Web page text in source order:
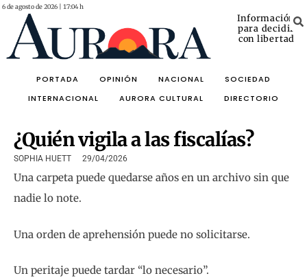
6 de agosto de 2026 | 17:04 h
Información
para decidir
con libertad
PORTADA OPINIÓN NACIONAL
SOCIEDAD
INTERNACIONAL
AURORA CULTURAL DIRECTORIO
¿Quién vigila a las fiscalías?
SOPHIA HUETT 29/04/2026
Una carpeta puede quedarse años en un archivo sin que
nadie lo note.
Una orden de aprehensión puede no solicitarse.
Un peritaje puede tardar “lo necesario”.